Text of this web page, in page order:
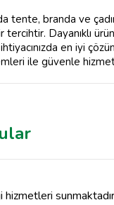
tente, branda ve
Dayanıklı
en iyi
ile güvenle